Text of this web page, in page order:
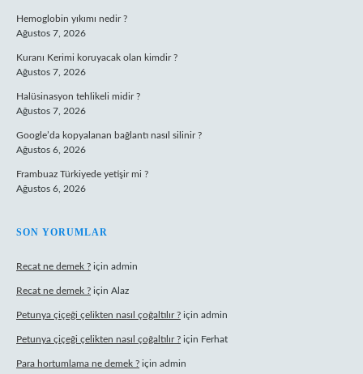
Hemoglobin yıkımı nedir ?
Ağustos 7, 2026
Kuranı Kerimi koruyacak olan kimdir ?
Ağustos 7, 2026
Halüsinasyon tehlikeli midir ?
Ağustos 7, 2026
Google’da kopyalanan bağlantı nasıl silinir ?
Ağustos 6, 2026
Frambuaz Türkiyede yetişir mi ?
Ağustos 6, 2026
SON YORUMLAR
Recat ne demek ? için admin
Recat ne demek ? için Alaz
Petunya çiçeği çelikten nasıl çoğaltılır ? için admin
Petunya çiçeği çelikten nasıl çoğaltılır ? için Ferhat
Para hortumlama ne demek ? için admin